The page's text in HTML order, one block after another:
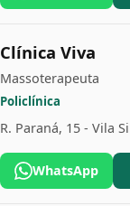
Clínica Viva
Massoterapeuta
Policlínica
R. Paraná, 15 - Vila
WhatsApp